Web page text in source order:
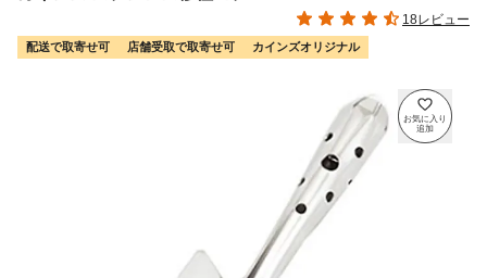
18レビュー
配送で取寄せ可 店舗受取で取寄せ可 カインズオリジナル